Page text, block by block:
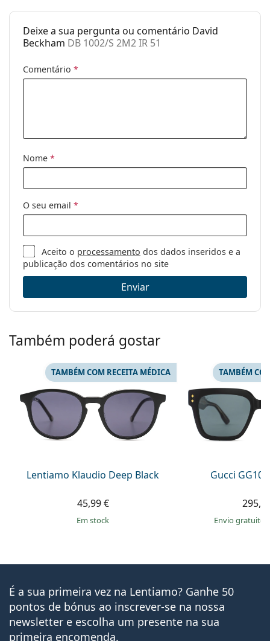
Categoria:
Óculos de sol
Uso:
Moda
Deixe a sua pergunta ou comentário David
Beckham DB 1002/S 2M2 IR 51
Comentário *
Nome *
O seu email *
Aceito o processamento dos dados inseridos e a
publicação dos comentários no site
Enviar
Também poderá gostar
Lentiamo Klaudio Deep Black
TAMBÉM COM RECEITA MÉDICA
45,99 €
em stock
Gucci
TAMBÉM
Envio gratuito
É a sua primeira vez na Lentiamo? Ganhe 50
pontos de bónus ao inscrever-se na nossa
newsletter e escolha um presente na sua
primeira encomenda.